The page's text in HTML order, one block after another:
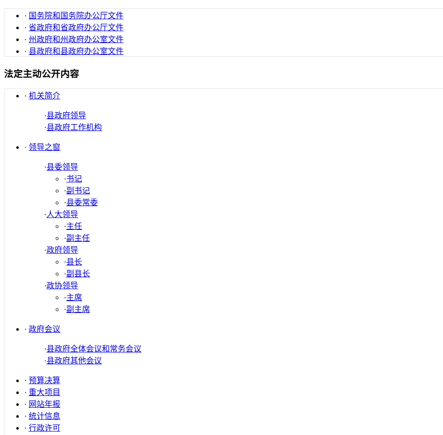
· 国务院和国务院办公厅文件
· 省政府和省政府办公厅文件
· 州政府和州政府办公室文件
· 县政府和县政府办公室文件
法定主动公开内容
· 机关简介
·县政府领导
·县政府工作机构
· 领导之窗
·县委领导
·书记
·副书记
·县委常委
·人大领导
·主任
·副主任
·政府领导
·县长
·副县长
·政协领导
·主席
·副主席
· 政府会议
·县政府全体会议和常务会议
·县政府其他会议
· 预算决算
· 重大项目
· 网站年报
· 统计信息
· 行政许可